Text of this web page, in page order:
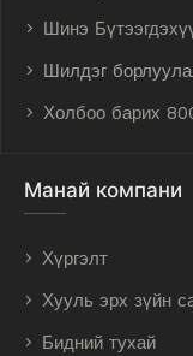
Шинэ
Шилдэг
Холбоо барих
Манай компани
Хүргэлт
Хууль эрх зүйн
Бидний тухай